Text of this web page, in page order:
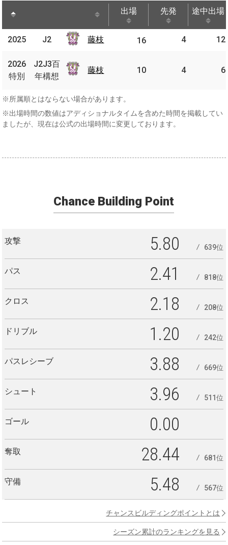
出場 先発 途中出場
途中出場
2025 藤枝 16 4 12
2026
特別
百年
構想
藤枝 10 4 6
2025 J2 藤枝
2026
特別
J2J3百
年構想
藤枝
※所属順とはならない場合があります。
※出場時間の数値はアディショナルタイムを含めた時間を掲載してい
ましたが、現在は公式の出場時間に変更しております。
Chance Building Point
攻撃 5.80 639位
パス 2.41 818位
クロス 2.18 208位
ドリブル 1.20 242位
パスレシーブ 3.88 669位
シュート 3.96 511位
ゴール 0.00
奪取 28.44 681位
守備 5.48 567位
チャンスビルディングポイントとは
シーズン累計のランキングを見る